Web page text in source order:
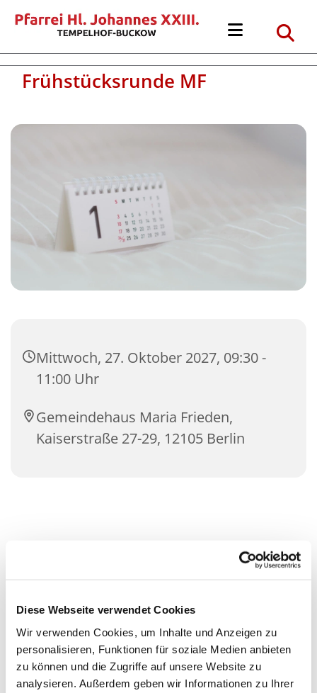
Diese Webseite verwendet Cookies
Wir verwenden Cookies, um Inhalte und Anzeigen zu
personalisieren, Funktionen für soziale Medien anbieten
zu können und die Zugriffe auf unsere Website zu
analysieren. Außerdem geben wir Informationen zu Ihrer
Frühstücksrunde MF
Mittwoch, 27. Oktober 2027, 09:30 -
11:00 Uhr
Gemeindehaus Maria Frieden,
Kaiserstraße 27-29, 12105 Berlin